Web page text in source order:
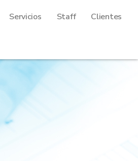
Servicios Staff Clientes